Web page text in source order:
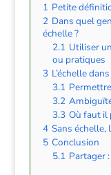
1 Petite
2 Dans quel
échelle ?
2.1 Utiliser
ou pratiques
3 L’échelle
3.1
3.2
3.3 Où faut il
4 Sans échelle,
5 Conclusion
5.1 Partager :